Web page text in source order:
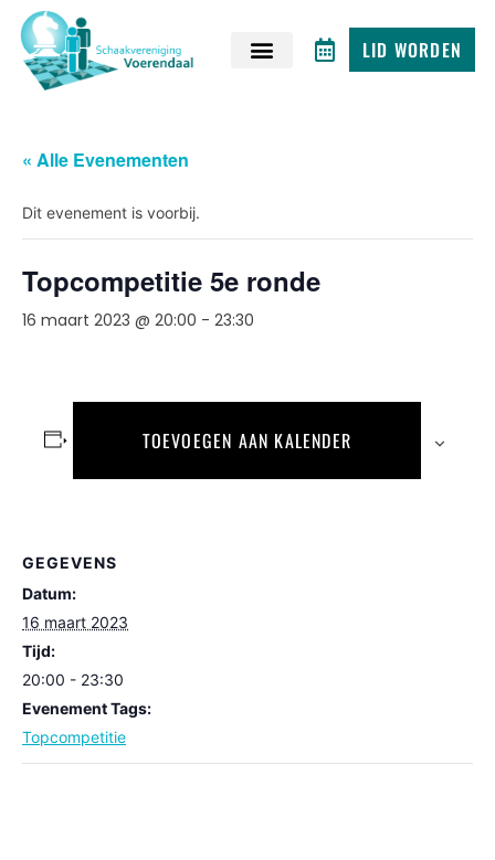
LID WORDEN
« Alle Evenementen
Dit evenement is voorbij.
Topcompetitie 5e ronde
16 maart 2023 @ 20:00 - 23:30
TOEVOEGEN AAN KALENDER
GEGEVENS
Datum:
16 maart 2023
Tijd:
20:00 - 23:30
Evenement Tags:
Topcompetitie